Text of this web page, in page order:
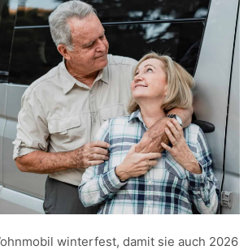
winterfest, damit sie auch 2026